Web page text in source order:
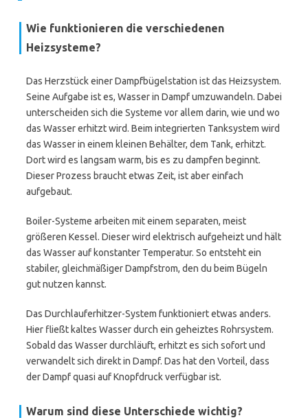
Wie funktionieren die verschiedenen
Heizsysteme?
Das Herzstück einer Dampfbügelstation ist das Heizsystem.
Seine Aufgabe ist es, Wasser in Dampf umzuwandeln. Dabei
unterscheiden sich die Systeme vor allem darin, wie und wo
das Wasser erhitzt wird. Beim integrierten Tanksystem wird
das Wasser in einem kleinen Behälter, dem Tank, erhitzt.
Dort wird es langsam warm, bis es zu dampfen beginnt.
Dieser Prozess braucht etwas Zeit, ist aber einfach
aufgebaut.
Boiler-Systeme arbeiten mit einem separaten, meist
größeren Kessel. Dieser wird elektrisch aufgeheizt und hält
das Wasser auf konstanter Temperatur. So entsteht ein
stabiler, gleichmäßiger Dampfstrom, den du beim Bügeln
gut nutzen kannst.
Das Durchlauferhitzer-System funktioniert etwas anders.
Hier fließt kaltes Wasser durch ein geheiztes Rohrsystem.
Sobald das Wasser durchläuft, erhitzt es sich sofort und
verwandelt sich direkt in Dampf. Das hat den Vorteil, dass
der Dampf quasi auf Knopfdruck verfügbar ist.
Warum sind diese Unterschiede wichtig?